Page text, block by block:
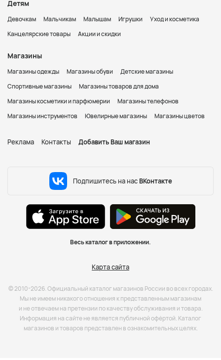
Детям
Девочкам Мальчикам Малышам Игрушки
Уход и косметика
Канцелярские товары
Акции и скидки
Магазины
Магазины одежды Магазины обуви
Детские магазины
Спортивные магазины
Магазины товаров для дома
Магазины косметики и парфюмерии
Магазины телефонов
Магазины инструментов
Ювелирные магазины Магазины цветов
Реклама Контакты Добавить Ваш магазин
Подпишитесь на нас ВКонтакте
Весь каталог в приложении.
Карта сайта
© 2010-2026. Официальный каталог магазинов России во всех городах.
Мы не имеем никакого отношения к представленным магазинам
и не отвечаем на претензии по качеству обслуживания и товара.
Информация на сайте не является публичной офёртой. Каталог
магазинов и товаров представлен в ознакомительных целях.